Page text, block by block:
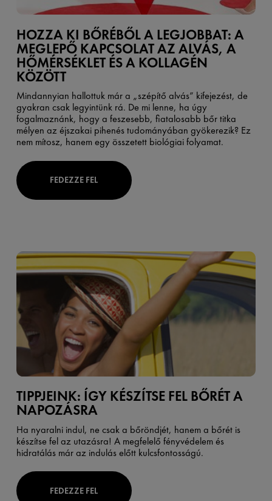
HOZZA KI BŐRÉBŐL A LEGJOBBAT: A
MEGLEPŐ KAPCSOLAT AZ ALVÁS, A
HŐMÉRSÉKLET ÉS A KOLLAGÉN
KÖZÖTT
Mindannyian hallottuk már a „szépítő alvás” kifejezést, de
gyakran csak legyintünk rá. De mi lenne, ha úgy
fogalmaznánk, hogy a feszesebb, fiatalosabb bőr titka
mélyen az éjszakai pihenés tudományában gyökerezik? Ez
nem mítosz, hanem egy összetett biológiai folyamat.
FEDEZZE FEL
TIPPJEINK: ÍGY KÉSZÍTSE FEL BŐRÉT A
NAPOZÁSRA
Ha nyaralni indul, ne csak a bőröndjét, hanem a bőrétis
készítse fel az utazásra! A megfelelő fényvédelemés
hidratálásmár az indulás előtt kulcsfontosságú.
FEDEZZE FEL